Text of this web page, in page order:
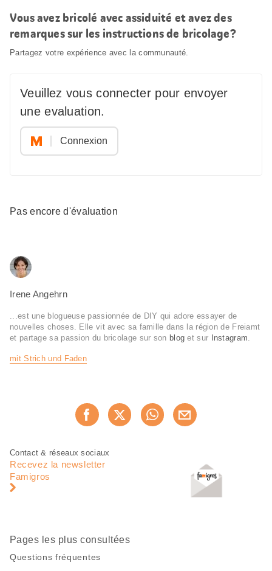
Vous avez bricolé avec assiduité et avez des
remarques sur les instructions de bricolage?
Partagez votre expérience avec la communauté.
Veuillez vous connecter pour envoyer
une evaluation.
Connexion
Pas encore d'évaluation
Irene Angehrn
...est une blogueuse passionnée de DIY qui adore essayer de
nouvelles choses. Elle vit avec sa famille dans la région de Freiamt
et partage sa passion du bricolage sur son blog et sur Instagram.
mit Strich und Faden
Recommander maintenant
Pied
page
Navigation
pied
Contact & réseaux sociaux
Recevez la newsletter
Famigros
Pages les plus consultées
Questions fréquentes